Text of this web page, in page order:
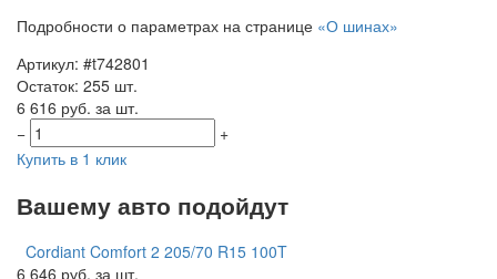
Подробности о параметрах на странице «О шинах»
Артикул: #t742801
Остаток: 255 шт.
6 616 руб. за шт.
−
+
Купить в 1 клик
Вашему авто подойдут
Cordiant Comfort 2 205/70 R15 100T
6 646 руб. за шт.